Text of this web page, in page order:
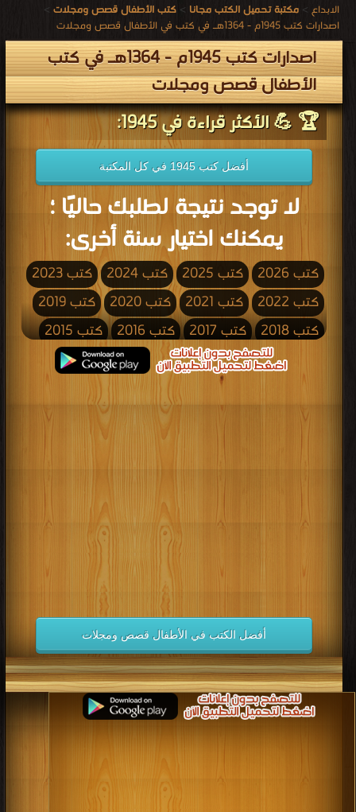
الابداع > مكتبة تحميل الكتب مجانا > كتب الأطفال قصص ومجلات >
اصدارات كتب 1945م - 1364هـ في كتب في الأطفال قصص ومجلات
اصدارات كتب 1945م - 1364هـ في كتب
الأطفال قصص ومجلات
🏆 💪 الأكثر قراءة في 1945:
أفضل كتب 1945 في كل المكتبة
لا توجد نتيجة لطلبك حاليًا ؛
يمكنك اختيار سنة أخرى:
كتب 2026 كتب 2025 كتب 2024
كتب 2023
كتب 2022
كتب 2021 كتب 2020
كتب 2019
كتب 2018
كتب 2017 كتب 2016
كتب 2015
كتب 2013 كتب 2012
كتب 2011
كتب 2009 كتب 2008
كتب 2006
كتب 2005 كتب 2004
كتب 2003
كتب 2000
كتب 1992
كتب 1991
كتب 1990
كتب 1989 كتب 1988
كتب 1987
كتب 1984
كتب 1983
كتب 1980
كتب 1979
كتب 1978
كتب 1977 كتب 1976
كتب 1975
كتب 1974
كتب 1973 كتب 1972
كتب 1971
كتب 1970
كتب 1969 كتب 1968
كتب 1967
كتب 1966
كتب 1965 كتب 1964
كتب 1963
كتب 1962
كتب 1961 كتب 1960
كتب 1959
كتب 1957
كتب 1952
كتب 1951
أفضل الكتب في الأطفال قصص ومجلات